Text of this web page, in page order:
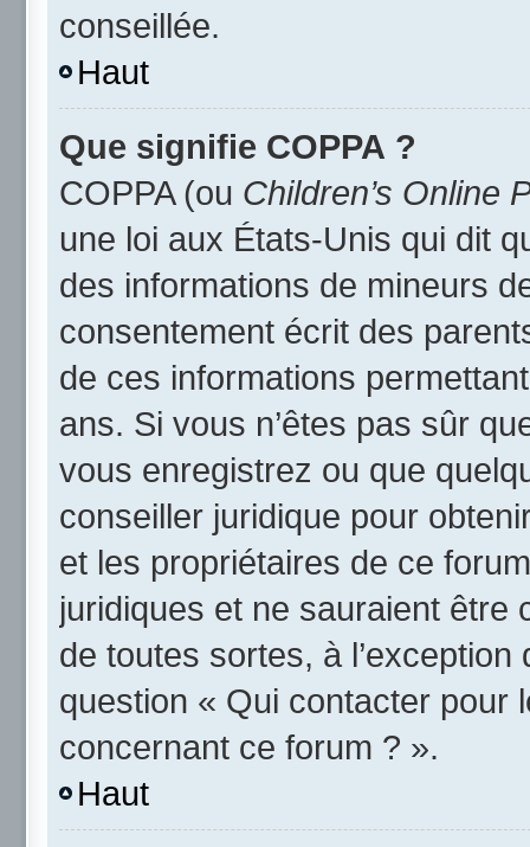
conseillée.
Haut
Que signifie COPPA ?
COPPA (ou Children’s Online
une loi aux États-Unis qui dit
des informations de mineurs
consentement écrit des
de ces informations
ans. Si vous n’êtes pas sûr
vous enregistrez ou que
conseiller juridique pour
et les propriétaires de ce
juridiques et ne sauraient être
de toutes sortes, à
question « Qui contacter pour
concernant ce forum ? ».
Haut